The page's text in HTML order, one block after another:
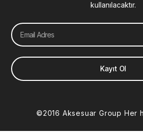
kullanılacaktır.
Email
Kayıt Ol
©2016 Aksesuar Group Her